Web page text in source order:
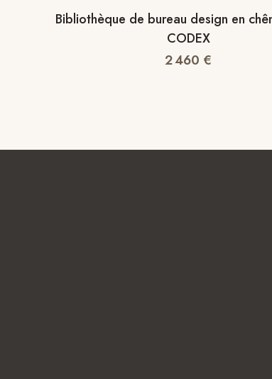
Bibliothèque de bureau design en
CODEX
2 460 €